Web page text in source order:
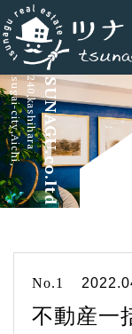
TSUNAGU.co.ltd
5-240,kashihara
kasugai-city,Aichi,
No.1
不動産一